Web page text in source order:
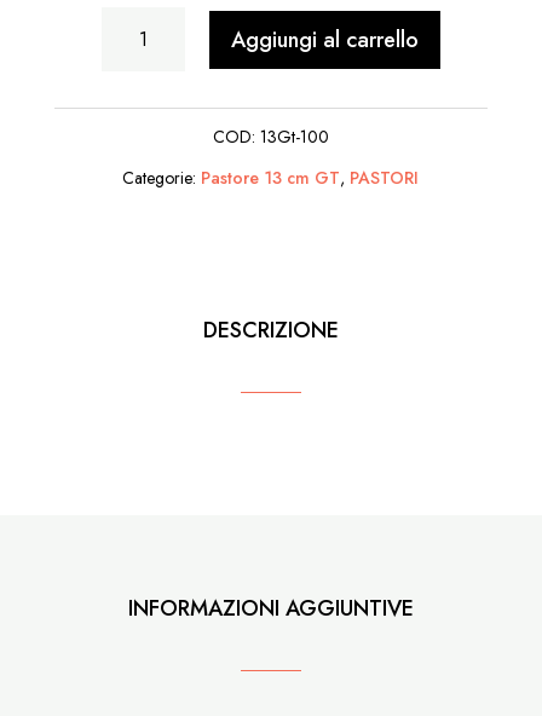
Meravigliato
Ginocchio
Aggiungi al carrello
COD: 13Gt-100
Categorie: Pastore 13 cm GT, PASTORI
DESCRIZIONE
INFORMAZIONI AGGIUNTIVE